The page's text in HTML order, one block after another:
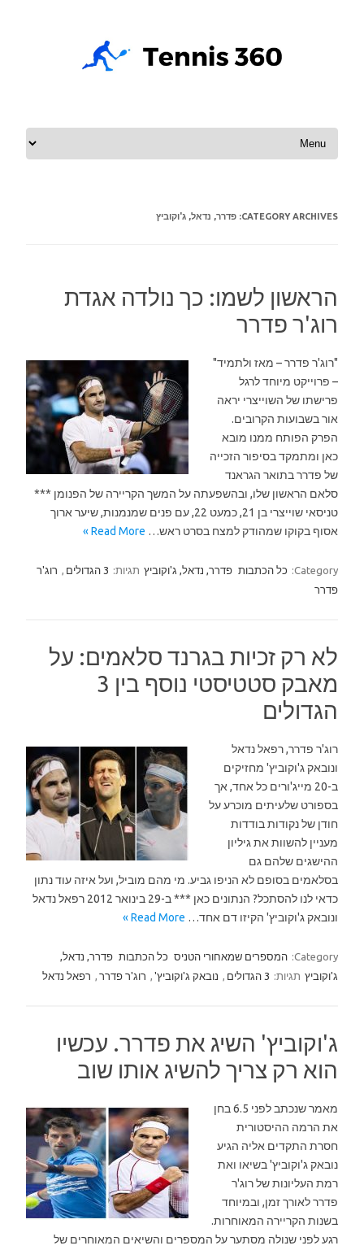
Skip to content
CATEGORY ARCHIVES: פדרר, נדאל, ג'וקוביץ
הראשון לשמו: כך נולדה אגדת
רוג'ר פדרר
"רוג'ר פדרר – מאז ולתמיד"
– פרוייקט מיוחד לרגל
פרישתו של השוייצרי יראה
אור בשבועות הקרובים.
הפרק הפותח ממנו מובא
כאן ומתמקד בסיפור הזכייה
של פדרר בתואר הגראנד
סלאם הראשון שלו, ובהשפעתה על המשך הקריירה של הפנומן ***
טניסאי שוייצרי בן 21, כמעט 22, עם פנים שמנמנות, שיער ארוך
אסוף בקוקו שמהודק למצח בסרט ראש… Read More »
Category: כל הכתבות פדרר, נדאל, ג'וקוביץ תגיות: 3 הגדולים
רוג'ר
פדרר
לא רק זכיות בגרנד סלאמים: על
מאבק סטטיסטי נוסף בין 3
הגדולים
רוג'ר פדרר, רפאל נדאל
ונובאק ג'וקוביץ' מחזיקים
ב-20 מייג'ורים כל אחד, אך
בספורט שלעיתים מוכרע על
חודן של נקודות בודדות
מעניין להשוות את גיליון
ההישגים שלהם גם
בסלאמים בסופם לא הניפו גביע. מי מהם מוביל, ועל איזה עוד נתון
כדאי לנו להסתכל? הנתונים כאן *** ב-29 בינואר 2012 רפאל נדאל
ונובאק ג'וקוביץ' הקיזו דם אחד… Read More »
Category: המספרים שמאחורי הטניס כל הכתבות פדרר, נדאל,
ג'וקוביץ תגיות: 3 הגדולים נובאק ג'וקוביץ' רוג'ר פדרר רפאל נדאל
ג'וקוביץ' השיג את פדרר. עכשיו
הוא רק צריך להשיג אותו שוב
מאמר שנכתב לפני 6.5 בחן
את הרמה ההיסטורית
חסרת התקדים אליה הגיע
נובאק ג'וקוביץ' בשיאו ואת
רמת העליונות של רוג'ר
פדרר לאורך זמן, ובמיוחד
בשנות הקריירה המאוחרות.
רגע לפני שנולה מסתער על המספרים והשיאים המאוחרים של